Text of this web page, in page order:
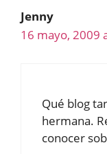
Jenny
16 mayo, 2009
Qué blog
hermana.
conocer